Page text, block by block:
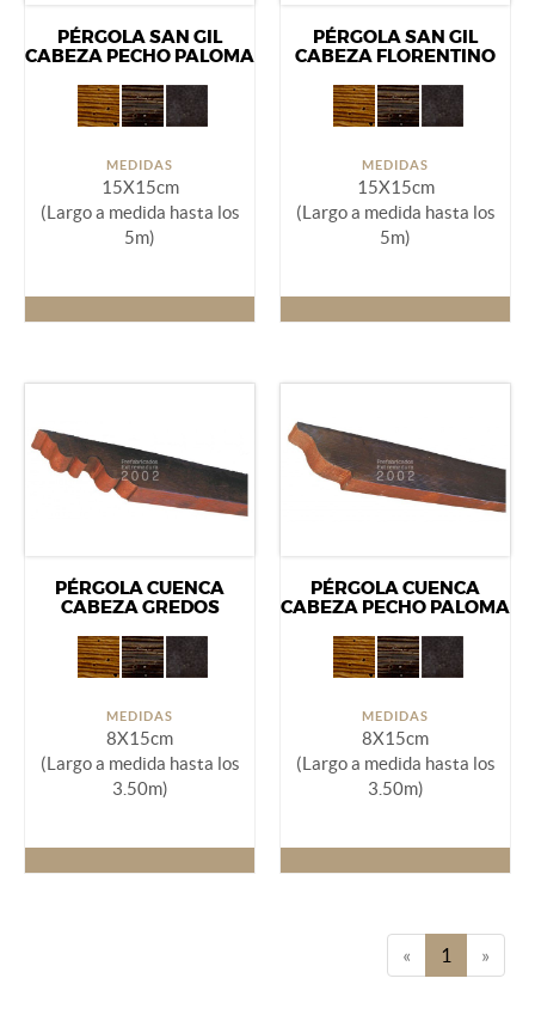
PÉRGOLA SAN GIL
CABEZA PECHO PALOMA
MEDIDAS
15X15cm
(Largo a medida hasta los
5m)
PÉRGOLA SAN GIL
CABEZA FLORENTINO
MEDIDAS
15X15cm
(Largo a medida hasta los
5m)
PÉRGOLA CUENCA
CABEZA GREDOS
MEDIDAS
8X15cm
(Largo a medida hasta los
3.50m)
PÉRGOLA CUENCA
CABEZA PECHO PALOMA
MEDIDAS
8X15cm
(Largo a medida hasta los
3.50m)
« 1 »